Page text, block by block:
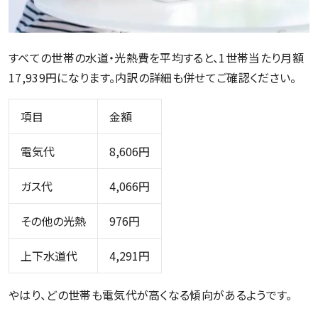
すべての世帯の水道・光熱費を平均すると、1世帯当たり月額
17,939円になります。内訳の詳細も併せてご確認ください。
項目 金額
電気代 8,606円
ガス代 4,066円
その他の光熱 976円
上下水道代 4,291円
やはり、どの世帯も電気代が高くなる傾向があるようです。